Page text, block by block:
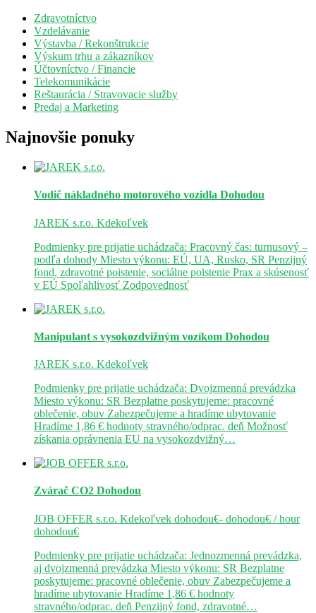
Zdravotníctvo
Vzdelávanie
Výstavba / Rekonštrukcie
Výskum trhu a zákazníkov
Účtovníctvo / Financie
Telekomunikácie
Reštaurácia / Stravovacie služby
Predaj a Marketing
Najnovšie ponuky
Vodič nákladného motorového vozidla Dohodou
JAREK s.r.o. Kdekoľvek
Podmienky pre prijatie uchádzača: Pracovný čas: turnusový –
podľa dohody Miesto výkonu: EÚ, UA, Rusko, SR Penzijný
fond, zdravotné poistenie, sociálne poistenie Prax a skúsenosť
v EÚ Spoľahlivosť Zodpovednosť
Manipulant s vysokozdvižným vozíkom Dohodou
JAREK s.r.o. Kdekoľvek
Podmienky pre prijatie uchádzača: Dvojzmenná prevádzka
Miesto výkonu: SR Bezplatne poskytujeme: pracovné
oblečenie, obuv Zabezpečujeme a hradíme ubytovanie
Hradíme 1,86 € hodnoty stravného/odprac. deň Možnosť
získania oprávnenia EU na vysokozdvižný…
Zvárač CO2 Dohodou
JOB OFFER s.r.o. Kdekoľvek dohodou€- dohodou€ / hour
dohodou€
Podmienky pre prijatie uchádzača: Jednozmenná prevádzka,
aj dvojzmenná prevádzka Miesto výkonu: SR Bezplatne
poskytujeme: pracovné oblečenie, obuv Zabezpečujeme a
hradíme ubytovanie Hradíme 1,86 € hodnoty
stravného/odprac. deň Penzijný fond, zdravotné…